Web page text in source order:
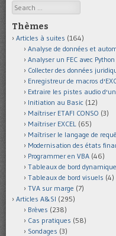
Search
Thèmes
Articles à suites (164)
Analyse de données et
Analyser un FEC avec Python
Collecter des données
Enregistreur de macros
Extraire les pistes audio d'un
Initiation au Basic (12)
Maîtriser ETAFI CONSO (3)
Maîtriser EXCEL (65)
Maîtriser le langage de
Modernisation des états
Programmer en VBA (46)
Tableaux de bord
Tableaux de bord visuels (4)
TVA sur marge (7)
Articles A&SI (295)
Brèves (238)
Cas pratiques (58)
Sondages (3)